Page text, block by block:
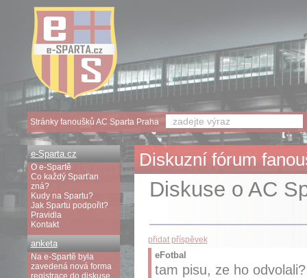
Diskuzní fórum
Diskuse o AC
přidat příspěvek
eFotbal
tam pisu, ze ho odvolali?
e-Sparta.cz
O e-Spartě
Co každý Sparťan
zná?
Kudy na Spartu?
Jak Spartu podpořit?
Pravidla
Kontakt
anketa
Na e-Spartě byla
zavedená nová forma
registrace do diskuse.
Stránky fanoušků AC Sparta Praha